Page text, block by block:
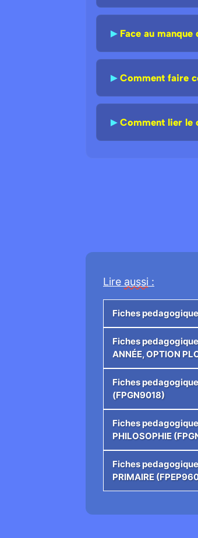
► Face au
► Comment faire
► Comment lier le
Lire aussi :
Fiches
Fiches
ANNÉE, OPTION
Fiches
(FPGN9018)
Fiches
PHILOSOPHIE
Fiches
PRIMAIRE